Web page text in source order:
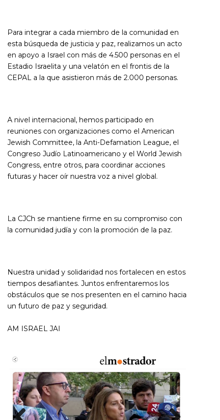
Para integrar a cada miembro de la comunidad en
esta búsqueda de justicia y paz, realizamos un acto
en apoyo a Israel con más de 4.500 personas en el
Estadio Israelita y una velatón en el frontis de la
CEPAL a la que asistieron más de 2.000 personas.
A nivel internacional, hemos participado en
reuniones con organizaciones como el American
Jewish Committee, la Anti-Defamation League, el
Congreso Judío Latinoamericano y el World Jewish
Congress, entre otros, para coordinar acciones
futuras y hacer oír nuestra voz a nivel global.
La CJCh se mantiene firme en su compromiso con
la comunidad judía y con la promoción de la paz.
Nuestra unidad y solidaridad nos fortalecen en estos
tiempos desafiantes. Juntos enfrentaremos los
obstáculos que se nos presenten en el camino hacia
un futuro de paz y seguridad.
AM ISRAEL JAI